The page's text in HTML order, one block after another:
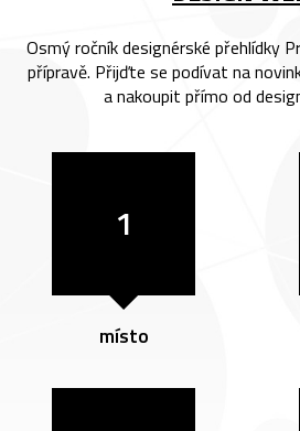
Osmý ročník designérské přehlídky
přípravě. Přijďte se podívat na
a nakoupit přímo od
1
místo